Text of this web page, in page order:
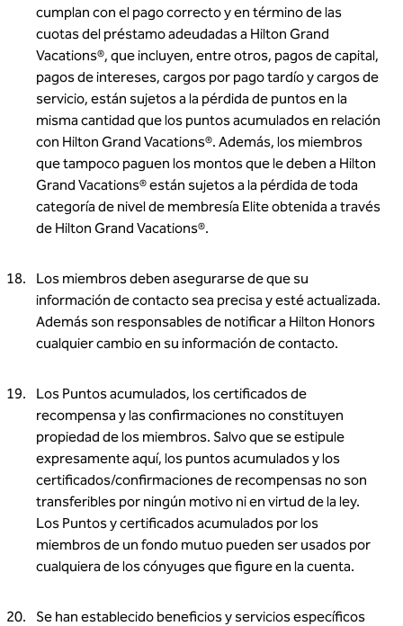
cumplan con el pago correcto y en término de las
cuotas del préstamo adeudadas a Hilton Grand
Vacations®, que incluyen, entre otros, pagos de capital,
pagos de intereses, cargos por pago tardío y cargos de
servicio, están sujetos a la pérdida de puntos en la
misma cantidad que los puntos acumulados en relación
con Hilton Grand Vacations®. Además, los miembros
que tampoco paguen los montos que le deben a Hilton
Grand Vacations® están sujetos a la pérdida de toda
categoría de nivel de membresía Elite obtenida a través
de Hilton Grand Vacations®.
Los miembros deben asegurarse de que su
información de contacto sea precisa y esté actualizada.
Además son responsables de notificar a Hilton Honors
cualquier cambio en su información de contacto.
Los Puntos acumulados, los certificados de
recompensa y las confirmaciones no constituyen
propiedad de los miembros. Salvo que se estipule
expresamente aquí, los puntos acumulados y los
certificados/confirmaciones de recompensas no son
transferibles por ningún motivo ni en virtud de la ley.
Los Puntos y certificados acumulados por los
miembros de un fondo mutuo pueden ser usados por
cualquiera de los cónyuges que figure en la cuenta.
Se han establecido beneficios y servicios específicos